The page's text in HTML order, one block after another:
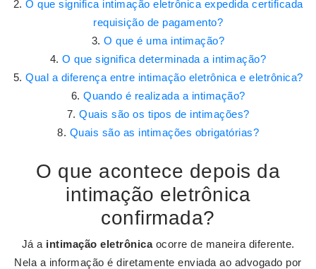
O que significa intimação eletrônica expedida certificada
requisição de pagamento?
O que é uma intimação?
O que significa determinada a intimação?
Qual a diferença entre intimação eletrônica e eletrônica?
Quando é realizada a intimação?
Quais são os tipos de intimações?
Quais são as intimações obrigatórias?
O que acontece depois da
intimação eletrônica
confirmada?
Já a intimação eletrônicaocorre de maneira diferente.
Nela a informação é diretamente enviada ao advogado por